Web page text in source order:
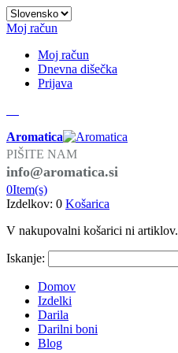
Moj račun
Moj račun
Dnevna dišečka
Prijava
Aromatica
PIŠITE NAM
info@aromatica.si
0Item(s)
Izdelkov: 0 Košarica
V nakupovalni košarici ni artiklov.
Iskanje:
Domov
Izdelki
Darila
Darilni boni
Blog